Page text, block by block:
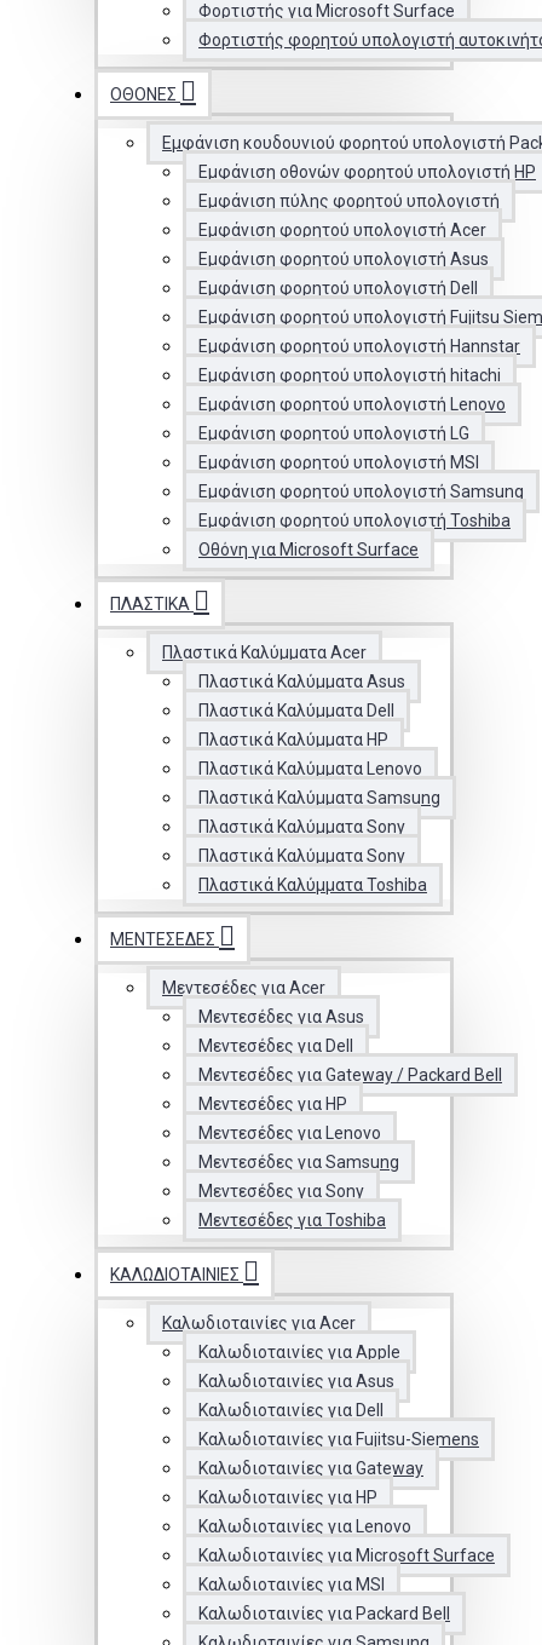
Φορτιστής για Microsoft Surface
Φορτιστής φορητού υπολογιστή
ΟΘΌΝΕΣ
Εμφάνιση κουδουνιού φορητού υπολογιστή
Εμφάνιση οθονών φορητού υπολογιστή HP
Εμφάνιση πύλης φορητού υπολογιστή
Εμφάνιση φορητού υπολογιστή Acer
Εμφάνιση φορητού υπολογιστή Asus
Εμφάνιση φορητού υπολογιστή Dell
Εμφάνιση φορητού υπολογιστή Fujitsu
Εμφάνιση φορητού υπολογιστή Hannstar
Εμφάνιση φορητού υπολογιστή hitachi
Εμφάνιση φορητού υπολογιστή Lenovo
Εμφάνιση φορητού υπολογιστή LG
Εμφάνιση φορητού υπολογιστή MSI
Εμφάνιση φορητού υπολογιστή Samsung
Εμφάνιση φορητού υπολογιστή Toshiba
Οθόνη για Microsoft Surface
ΠΛΑΣΤΙΚΆ
Πλαστικά Καλύμματα Acer
Πλαστικά Καλύμματα Asus
Πλαστικά Καλύμματα Dell
Πλαστικά Καλύμματα HP
Πλαστικά Καλύμματα Lenovo
Πλαστικά Καλύμματα Samsung
Πλαστικά Καλύμματα Sony
Πλαστικά Καλύμματα Sony
Πλαστικά Καλύμματα Toshiba
ΜΕΝΤΕΣΈΔΕΣ
Μεντεσέδες για Acer
Μεντεσέδες για Asus
Μεντεσέδες για Dell
Μεντεσέδες για Gateway / Packard Bell
Μεντεσέδες για HP
Μεντεσέδες για Lenovo
Μεντεσέδες για Samsung
Μεντεσέδες για Sony
Μεντεσέδες για Toshiba
ΚΑΛΩΔΙΟΤΑΙΝΊΕΣ
Καλωδιοταινίες για Acer
Καλωδιοταινίες για Apple
Καλωδιοταινίες για Asus
Καλωδιοταινίες για Dell
Καλωδιοταινίες για Fujitsu-Siemens
Καλωδιοταινίες για Gateway
Καλωδιοταινίες για HP
Καλωδιοταινίες για Lenovo
Καλωδιοταινίες για Microsoft Surface
Καλωδιοταινίες για MSI
Καλωδιοταινίες για Packard Bell